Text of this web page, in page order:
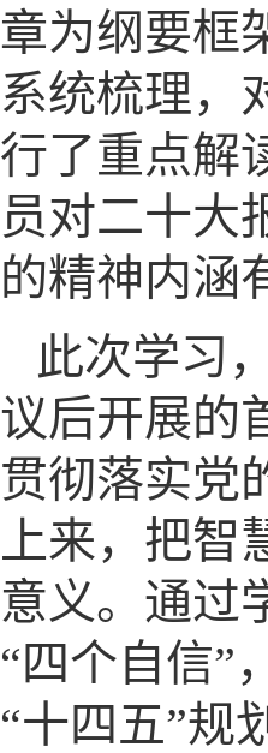
章为纲要框
系统梳理，
行了重点解
员对二十大
的精神内涵
此次学习
议后开展的
贯彻落实党
上来，把
意义。通过
“四个自信”
“十四五”规